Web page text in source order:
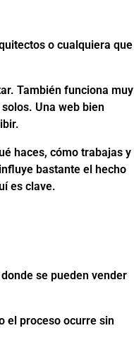
o cualquiera que
También funciona muy
Una web bien
haces, cómo trabajas y
bastante el hecho
es clave.
se pueden vender
el proceso ocurre sin